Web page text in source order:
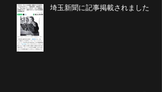
埼玉新聞に記事掲載されました